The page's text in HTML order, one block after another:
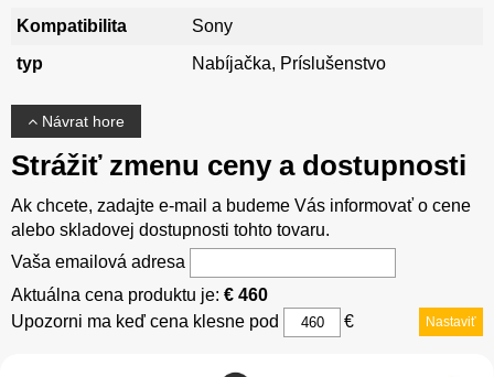
Kompatibilita
Sony
typ
Nabíjačka, Príslušenstvo
Návrat hore
Strážiť zmenu ceny a dostupnosti
Ak chcete, zadajte e-mail a budeme Vás informovať o cene
alebo skladovej dostupnosti tohto tovaru.
Vaša emailová adresa
Aktuálna cena produktu je: € 460
Upozorni ma keď cena klesne pod
€ Nastaviť